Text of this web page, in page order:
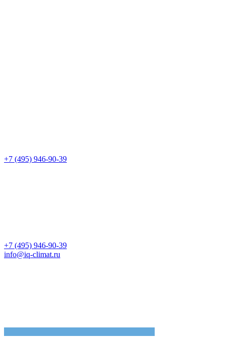
+7 (495) 946-90-39
+7 (495) 946-90-39
info@iq-climat.ru